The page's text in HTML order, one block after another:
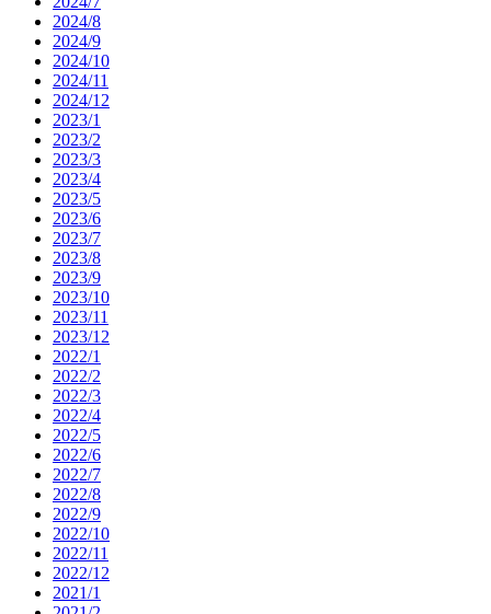
2024/8
2024/9
2024/10
2024/11
2024/12
2023/1
2023/2
2023/3
2023/4
2023/5
2023/6
2023/7
2023/8
2023/9
2023/10
2023/11
2023/12
2022/1
2022/2
2022/3
2022/4
2022/5
2022/6
2022/7
2022/8
2022/9
2022/10
2022/11
2022/12
2021/1